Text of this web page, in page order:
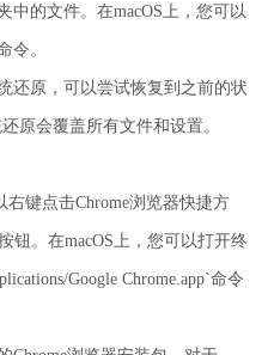
中的文件。在macOS上，您可以
令。
还原，可以尝试恢复到之前的状
原会覆盖所有文件和设置。
键点击Chrome浏览器快捷方
钮。在macOS上，您可以打开终
Google Chrome.app`命令